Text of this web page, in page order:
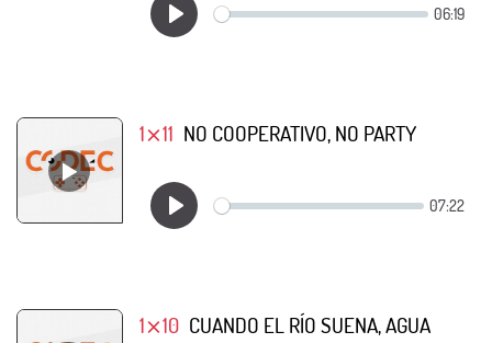
1⨯11 NO COOPERATIVO, NO PARTY
1⨯10 CUANDO EL RÍO SUENA, AGUA